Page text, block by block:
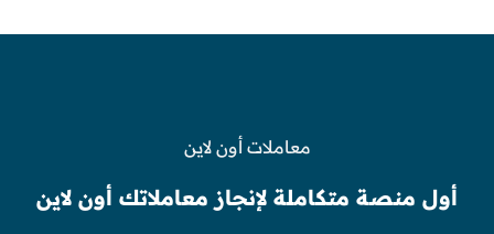
معاملات أون لاين
أول منصة متكاملة لإنجاز معاملاتك أون لاين